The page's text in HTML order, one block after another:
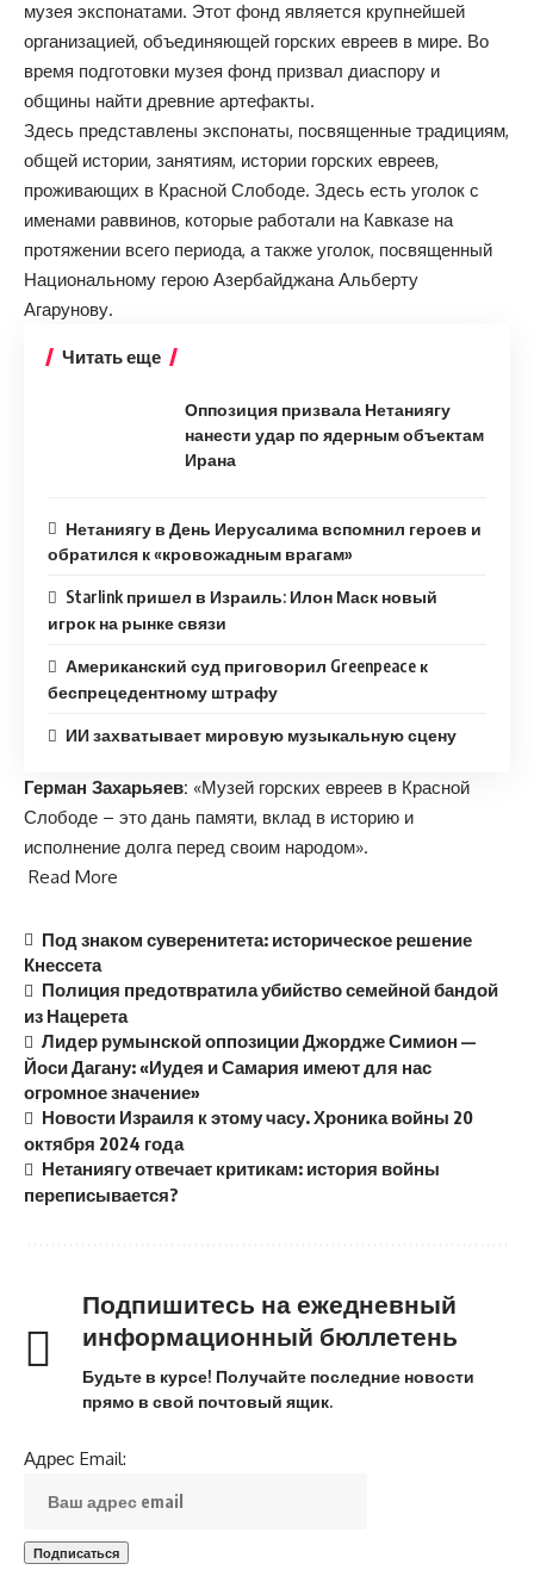
музея экспонатами. Этот фонд является крупнейшей
организацией, объединяющей горских евреев в мире. Во
время подготовки музея фонд призвал диаспору и
общины найти древние артефакты.
Здесь представлены экспонаты, посвященные традициям,
общей истории, занятиям, истории горских евреев,
проживающих в Красной Слободе. Здесь есть уголок с
именами раввинов, которые работали на Кавказе на
протяжении всего периода, а также уголок, посвященный
Национальному герою Азербайджана Альберту
Агарунову.
Читать еще
Оппозиция призвала Нетаниягу
нанести удар по ядерным объектам
Ирана
Нетаниягу в День Иерусалима вспомнил героев и
обратился к «кровожадным врагам»
Starlink пришел в Израиль: Илон Маск новый
игрок на рынке связи
Американский суд приговорил Greenpeace к
беспрецедентному штрафу
ИИ захватывает мировую музыкальную сцену
Герман Захарьяев: «Музей горских евреев в Красной
Слободе – это дань памяти, вклад в историю и
исполнение долга перед своим народом».
Read More
Под знаком суверенитета: историческое решение
Кнессета
Полиция предотвратила убийство семейной бандой
из Нацерета
Лидер румынской оппозиции Джордже Симион —
Йоси Дагану: «Иудея и Самария имеют для нас
огромное значение»
Новости Израиля к этому часу. Хроника войны 20
октября 2024 года
Нетаниягу отвечает критикам: история войны
переписывается?
Подпишитесь на ежедневный
информационный бюллетень
Будьте в курсе! Получайте последние новости
прямо в свой почтовый ящик.
Адрес Email: